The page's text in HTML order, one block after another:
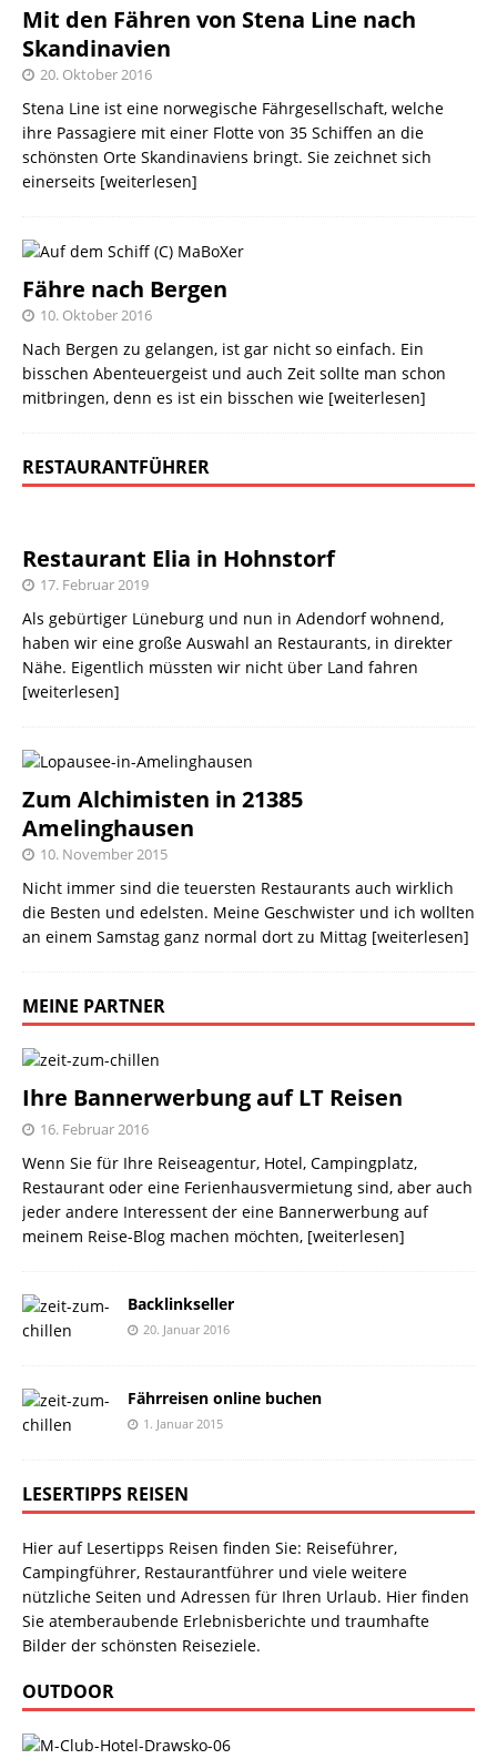
Mit den Fähren von Stena Line nach
Skandinavien
20. Oktober 2016
Stena Line ist eine norwegische Fährgesellschaft, welche
ihre Passagiere mit einer Flotte von 35 Schiffen an die
schönsten Orte Skandinaviens bringt. Sie zeichnet sich
einerseits [weiterlesen]
Fähre nach Bergen
10. Oktober 2016
Nach Bergen zu gelangen, ist gar nicht so einfach. Ein
bisschen Abenteuergeist und auch Zeit sollte man schon
mitbringen, denn es ist ein bisschen wie [weiterlesen]
RESTAURANTFÜHRER
Restaurant Elia in Hohnstorf
17. Februar 2019
Als gebürtiger Lüneburg und nun in Adendorf wohnend,
haben wir eine große Auswahl an Restaurants, in direkter
Nähe. Eigentlich müssten wir nicht über Land fahren
[weiterlesen]
Zum Alchimisten in 21385
Amelinghausen
10. November 2015
Nicht immer sind die teuersten Restaurants auch wirklich
die Besten und edelsten. Meine Geschwister und ich wollten
an einem Samstag ganz normal dort zu Mittag [weiterlesen]
MEINE PARTNER
Ihre Bannerwerbung auf LT Reisen
16. Februar 2016
Wenn Sie für Ihre Reiseagentur, Hotel, Campingplatz,
Restaurant oder eine Ferienhausvermietung sind, aber auch
jeder andere Interessent der eine Bannerwerbung auf
meinem Reise-Blog machen möchten, [weiterlesen]
Backlinkseller
20. Januar 2016
Fährreisen online buchen
1. Januar 2015
LESERTIPPS REISEN
Hier auf Lesertipps Reisen finden Sie: Reiseführer,
Campingführer, Restaurantführer und viele weitere
nützliche Seiten und Adressen für Ihren Urlaub. Hier finden
Sie atemberaubende Erlebnisberichte und traumhafte
Bilder der schönsten Reiseziele.
OUTDOOR